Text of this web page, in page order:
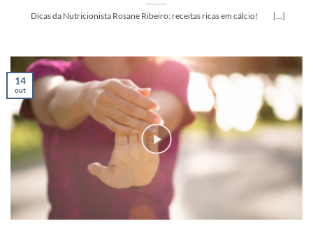
Dicas da Nutricionista Rosane Ribeiro: receitas ricas em cálcio! [...]
14
out